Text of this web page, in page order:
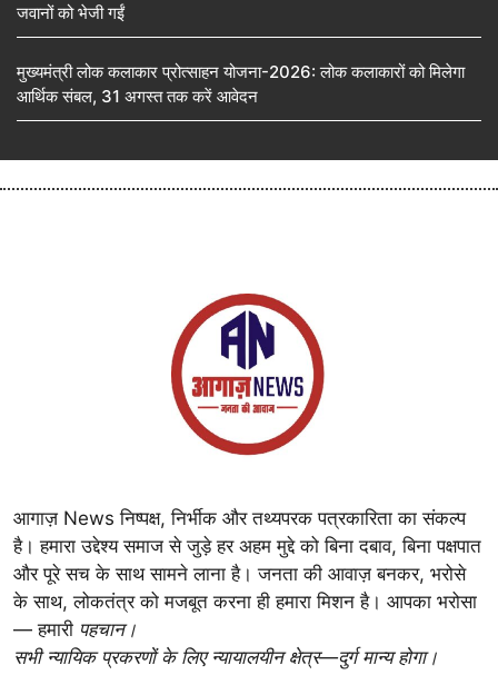
जवानों को भेजी गईं
मुख्यमंत्री लोक कलाकार प्रोत्साहन योजना-2026: लोक कलाकारों को मिलेगा
आर्थिक संबल, 31 अगस्त तक करें आवेदन
आगाज़ News निष्पक्ष, निर्भीक और तथ्यपरक पत्रकारिता का संकल्प
है। हमारा उद्देश्य समाज से जुड़े हर अहम मुद्दे को बिना दबाव, बिना पक्षपात
और पूरे सच के साथ सामने लाना है। जनता की आवाज़ बनकर, भरोसे
के साथ, लोकतंत्र को मजबूत करना ही हमारा मिशन है। आपका भरोसा
— हमारी पहचान।
सभी न्यायिक प्रकरणों के लिए न्यायालयीन क्षेत्र—दुर्ग मान्य होगा।